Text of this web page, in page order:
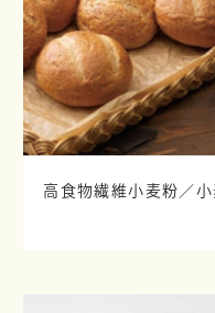
高食物繊維小麦粉／